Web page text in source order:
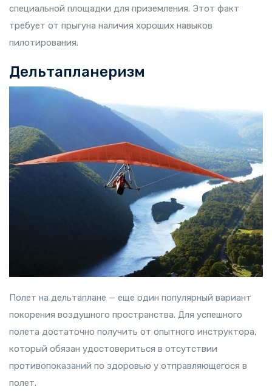
специальной площадки для приземления. Этот факт
требует от прыгуна наличия хороших навыков
пилотирования.
Дельтапланеризм
Полет на дельтаплане — еще один популярный вариант
покорения воздушного пространства. Для успешного
полета достаточно получить от опытного инструктора,
который обязан удостовериться в отсутствии
противопоказаний по здоровью у отправляющегося в
полет.